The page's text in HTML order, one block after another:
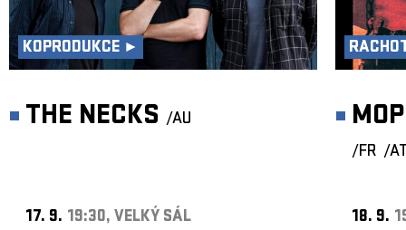
KOPRODUKCE ►
THE NECKS /AU
17. 9. 19:30, VELKÝ SÁL
/FR /
18. 9.